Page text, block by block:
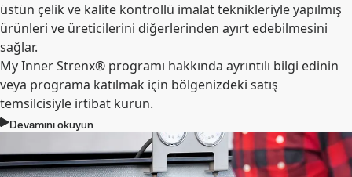
üstün çelik ve kalite kontrollü imalat teknikleriyle yapılmış
ürünleri ve üreticilerini diğerlerinden ayırt edebilmesini
sağlar.
My Inner Strenx® programı hakkında ayrıntılı bilgi edinin
veya programa katılmak için bölgenizdeki satış
temsilcisiyle irtibat kurun.
Devamını okuyun